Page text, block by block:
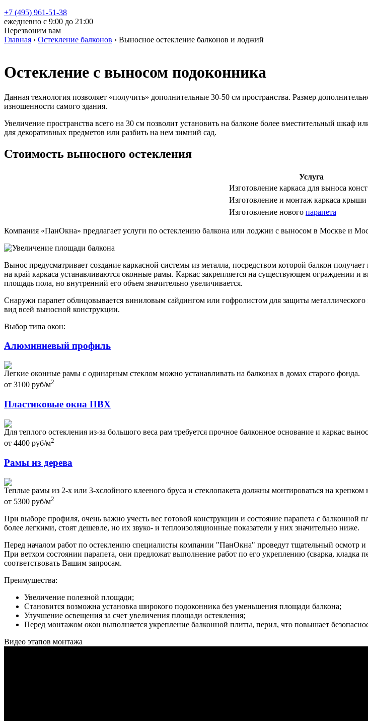
+7 (495) 961-51-38
ежедневно c 9:00 до 21:00
Перезвоним вам
Главная › Остекление балконов › Выносное остекление балконов и лоджий
Остекление с выносом подоконника
Данная технология позволяет «получить» дополнительные 30-50 см пространства. Размер
изношенности самого здания.
Увеличение пространства всего на 30 см позволит установить на балконе более вместительный
для декоративных предметов или разбить на нем зимний сад.
Стоимость выносного остекления
Услуга
Изготовление каркаса для выноса
Изготовление и монтаж каркаса крыши
Изготовление нового парапета
Компания «ПанОкна» предлагает услуги по остеклению балкона или лоджии с выносом в Москве и
Вынос предусматривает создание каркасной системы из металла, посредством которой балкон
на край каркаса устанавливаются оконные рамы. Каркас закрепляется на существующем ограждении
площадь пола, но внутренний его объем значительно увеличивается.
Снаружи парапет облицовывается виниловым сайдингом или гофролистом для защиты металлического
вид всей выносной конструкции.
Выбор типа окон:
Алюминиевый профиль
Легкие оконные рамы с одинарным стеклом можно устанавливать на балконах в домах старого фонда.
от 3100 руб/м2
Пластиковые окна ПВХ
Для теплого остекления из-за большого веса рам требуется прочное балконное основание и каркас
от 4400 руб/м2
Рамы из дерева
Теплые рамы из 2-х или 3-хслойного клееного бруса и стеклопакета должны монтироваться на крепком
от 5300 руб/м2
При выборе профиля, очень важно учесть вес готовой конструкции и состояние парапета с
более легкими, стоят дешевле, но их звуко- и теплоизоляционные показатели у них значительно ниже.
Перед началом работ по остеклению специалисты компании "ПанОкна" проведут тщательный осмотр и
При ветхом состоянии парапета, они предложат выполнение работ по его укреплению (сварка,
соответствовать Вашим запросам.
Преимущества:
Увеличение полезной площади;
Становится возможна установка широкого подоконника без уменьшения площади балкона;
Улучшение освещения за счет увеличения площади остекления;
Перед монтажом окон выполняется укрепление балконной плиты, перил, что повышает
Видео этапов монтажа